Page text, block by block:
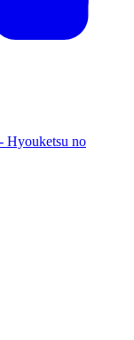
Hyouketsu no